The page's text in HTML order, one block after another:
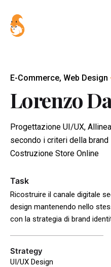
E-Commerce Web Design
Lorenzo
Progettazione UI/UX,
secondo i criteri della
Costruzione Store Online
Task
Ricostruire il canale digitale
design mantenendo nello
con la strategia di brand
Strategy
UI/UX Design